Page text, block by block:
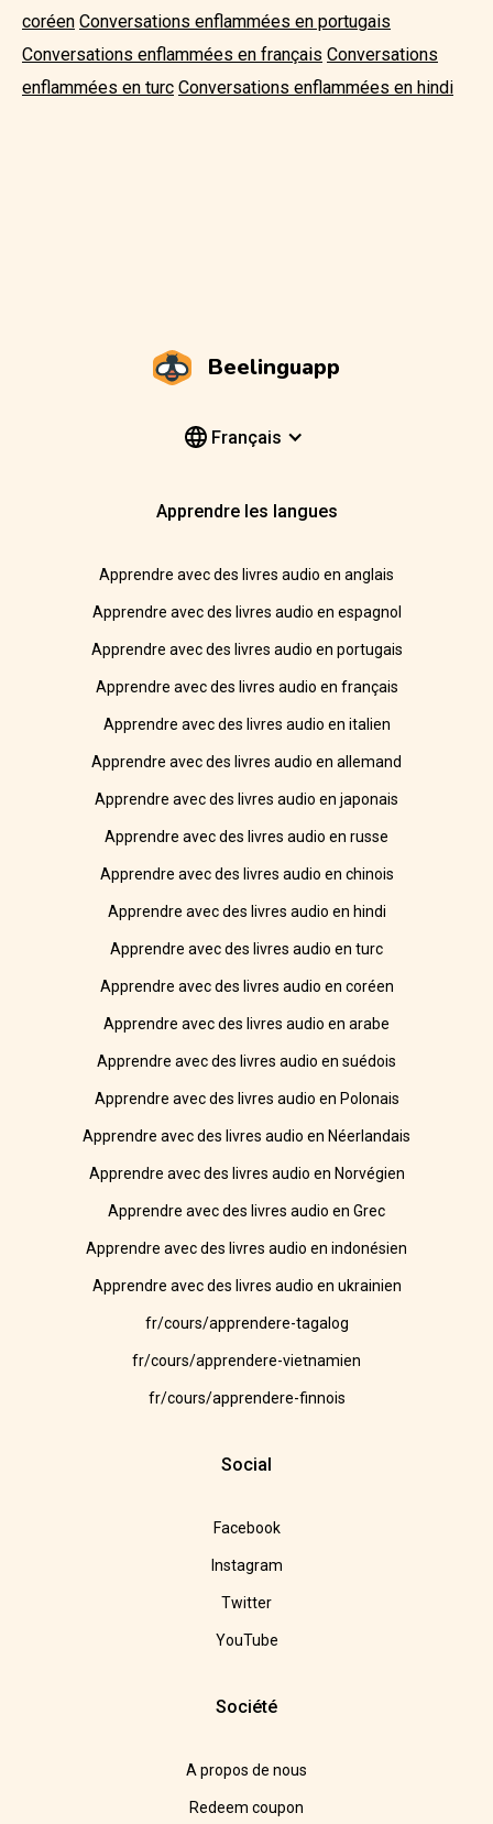
coréen Conversations enflammées en portugais
Conversations enflammées en français Conversations
enflammées en turc Conversations enflammées en hindi
Beelinguapp
Français
Apprendre les langues
Apprendre avec des livres audio en anglais
Apprendre avec des livres audio en espagnol
Apprendre avec des livres audio en portugais
Apprendre avec des livres audio en français
Apprendre avec des livres audio en italien
Apprendre avec des livres audio en allemand
Apprendre avec des livres audio en japonais
Apprendre avec des livres audio en russe
Apprendre avec des livres audio en chinois
Apprendre avec des livres audio en hindi
Apprendre avec des livres audio en turc
Apprendre avec des livres audio en coréen
Apprendre avec des livres audio en arabe
Apprendre avec des livres audio en suédois
Apprendre avec des livres audio en Polonais
Apprendre avec des livres audio en Néerlandais
Apprendre avec des livres audio en Norvégien
Apprendre avec des livres audio en Grec
Apprendre avec des livres audio en indonésien
Apprendre avec des livres audio en ukrainien
fr/cours/apprendere-tagalog
fr/cours/apprendere-vietnamien
fr/cours/apprendere-finnois
Social
Facebook
Instagram
Twitter
YouTube
Société
A propos de nous
Redeem coupon